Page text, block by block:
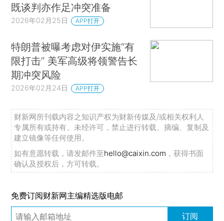
既谈判亦作足冲突准备
2026年02月25日 APP打开
特朗普被曝考虑对伊实施“有
限打击” 美军高级将领警告长
期冲突风险
2026年02月24日 APP打开
财新网所刊载内容之知识产权为财新传媒及/或相关权利人
专属所有或持有。未经许可，禁止进行转载、摘编、复制及
建立镜像等任何使用。
如有意愿转载，请发邮件至hello@caixin.com ，获得书面
确认及授权后，方可转载。
免费订阅财新网主编精选版电邮
订阅